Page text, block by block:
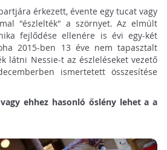
érkezett, évente egy tucat vagy
"észlelték" a szörnyet. Az elmúlt
fejlődése ellenére is évi egy-két
2015-ben 13 éve nem tapasztalt
látni Nessie-t az észleléseket vezető
ismertetett összesítése
ehhez hasonló őslény lehet a a